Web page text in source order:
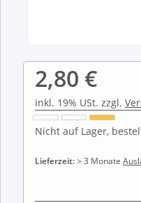
2,80 €
inkl. 19% USt. zzgl.
Nicht auf Lager,
Lieferzeit:> 3 Monate